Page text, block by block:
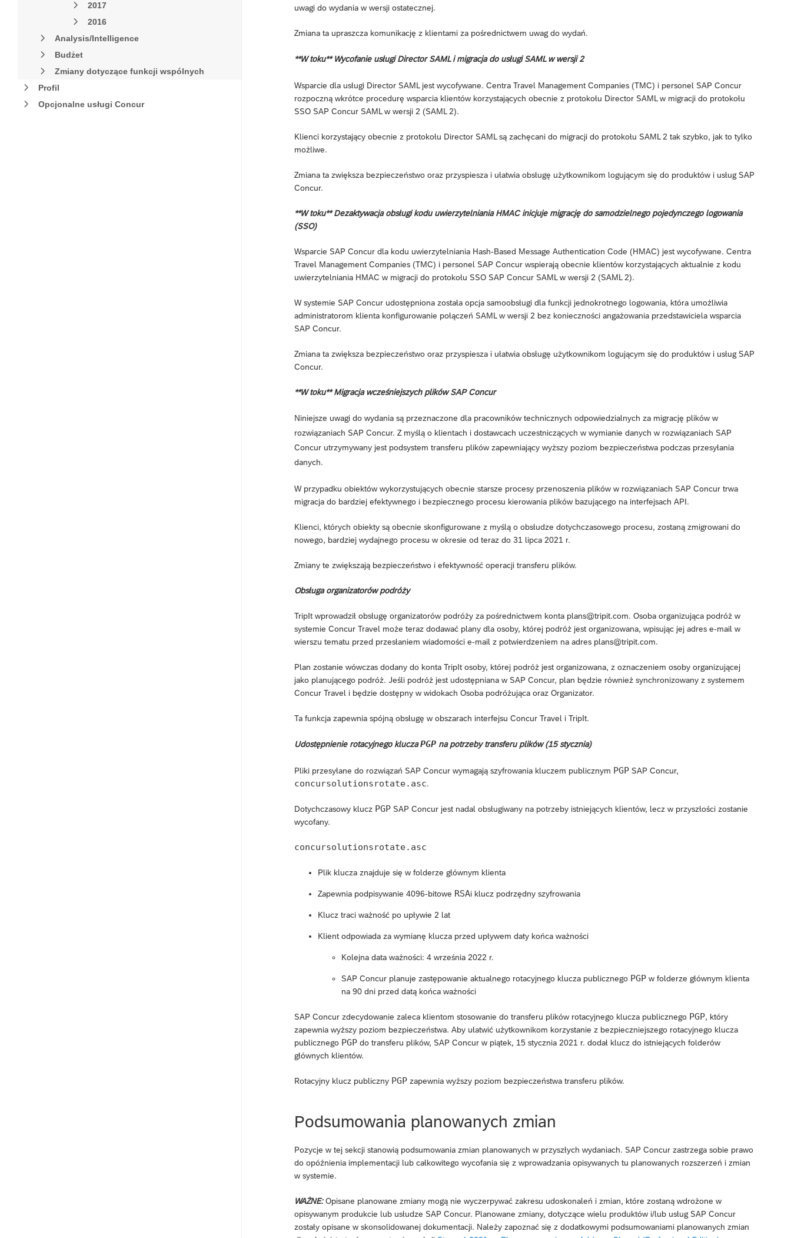
2017
2016
Analysis/Intelligence
Budżet
Zmiany dotyczące funkcji wspólnych
Profil
Opcjonalne usługi Concur
uwagi do wydania w wersji ostatecznej.
Zmiana ta upraszcza komunikację z klientami za pośrednictwem uwag do wydań.
**W toku** Wycofanie usługi Director SAML i migracja do usługi SAML w wersji 2
Wsparcie dla usługi Director SAML jest wycofywane. Centra Travel Management Companies (TMC) i personel SAP Concur
rozpoczną wkrótce procedurę wsparcia klientów korzystających obecnie z protokołu Director SAML w migracji do protokołu
SSO SAP Concur SAML w wersji 2 (SAML 2).
Klienci korzystający obecnie z protokołu Director SAML są zachęcani do migracji do protokołu SAML 2 tak szybko, jak to tylko
możliwe.
Zmiana ta zwiększa bezpieczeństwo oraz przyspiesza i ułatwia obsługę użytkownikom logującym się do produktów i usług SAP
Concur.
**W toku** Dezaktywacja obsługi kodu uwierzytelniania HMAC inicjuje migrację do samodzielnego pojedynczego logowania
(SSO)
Wsparcie SAP Concur dla kodu uwierzytelniania Hash-Based Message Authentication Code (HMAC) jest wycofywane. Centra
Travel Management Companies (TMC) i personel SAP Concur wspierają obecnie klientów korzystających aktualnie z kodu
uwierzytelniania HMAC w migracji do protokołu SSO SAP Concur SAML w wersji 2 (SAML 2).
W systemie SAP Concur udostępniona została opcja samoobsługi dla funkcji jednokrotnego logowania, która umożliwia
administratorom klienta konfigurowanie połączeń SAML w wersji 2 bez konieczności angażowania przedstawiciela wsparcia
SAP Concur.
Zmiana ta zwiększa bezpieczeństwo oraz przyspiesza i ułatwia obsługę użytkownikom logującym się do produktów i usług SAP
Concur.
**W toku** Migracja wcześniejszych plików SAP Concur
Niniejsze uwagi do wydania są przeznaczone dla pracowników technicznych odpowiedzialnych za migrację plików w
rozwiązaniach SAP Concur. Z myślą o klientach i dostawcach uczestniczących w wymianie danych w rozwiązaniach SAP
Concur utrzymywany jest podsystem transferu plików zapewniający wyższy poziom bezpieczeństwa podczas przesyłania
danych.
W przypadku obiektów wykorzystujących obecnie starsze procesy przenoszenia plików w rozwiązaniach SAP Concur trwa
migracja do bardziej efektywnego i bezpiecznego procesu kierowania plików bazującego na interfejsach API.
Klienci, których obiekty są obecnie skonfigurowane z myślą o obsłudze dotychczasowego procesu, zostaną zmigrowani do
nowego, bardziej wydajnego procesu w okresie od teraz do 31 lipca 2021 r.
Zmiany te zwiększają bezpieczeństwo i efektywność operacji transferu plików.
Obsługa organizatorów podróży
TripIt wprowadził obsługę organizatorów podróży za pośrednictwem konta plans@tripit.com. Osoba organizująca podróż w
systemie Concur Travel może teraz dodawać plany dla osoby, której podróż jest organizowana, wpisując jej adres e-mail w
wierszu tematu przed przesłaniem wiadomości e-mail z potwierdzeniem na adres plans@tripit.com.
Plan zostanie wówczas dodany do konta TripIt osoby, której podróż jest organizowana, z oznaczeniem osoby organizującej
jako planującego podróż. Jeśli podróż jest udostępniana w SAP Concur, plan będzie również synchronizowany z systemem
Concur Travel i będzie dostępny w widokach Osoba podróżująca oraz Organizator.
Ta funkcja zapewnia spójną obsługę w obszarach interfejsu Concur Travel i TripIt.
Udostępnienie rotacyjnego kluczaPGP na potrzeby transferu plików (15 stycznia)
Pliki przesyłane do rozwiązań SAP Concur wymagają szyfrowania kluczem publicznym PGP SAP Concur,
concursolutionsrotate.asc.
Dotychczasowy klucz PGP SAP Concur jest nadal obsługiwany na potrzeby istniejących klientów, lecz w przyszłości zostanie
wycofany.
concursolutionsrotate.asc
Plik klucza znajduje się w folderze głównym klienta
Zapewnia podpisywanie 4096-bitowe RSAi klucz podrzędny szyfrowania
Klucz traci ważność po upływie 2 lat
Klient odpowiada za wymianę klucza przed upływem daty końca ważności
Kolejna data ważności: 4 września 2022 r.
SAP Concur planuje zastępowanie aktualnego rotacyjnego klucza publicznego PGP w folderze głównym klienta
na 90 dni przed datą końca ważności
SAP Concur zdecydowanie zaleca klientom stosowanie do transferu plików rotacyjnego klucza publicznego PGP, który
zapewnia wyższy poziom bezpieczeństwa. Aby ułatwić użytkownikom korzystanie z bezpieczniejszego rotacyjnego klucza
publicznego PGP do transferu plików, SAP Concur w piątek, 15 stycznia 2021 r. dodał klucz do istniejących folderów
głównych klientów.
Rotacyjny klucz publiczny PGP zapewnia wyższy poziom bezpieczeństwa transferu plików.
Podsumowania planowanych zmian
Pozycje w tej sekcji stanowią podsumowania zmian planowanych w przyszłych wydaniach. SAP Concur zastrzega sobie prawo
do opóźnienia implementacji lub całkowitego wycofania się z wprowadzania opisywanych tu planowanych rozszerzeń i zmian
w systemie.
WAŻNE:Opisane planowane zmiany mogą nie wyczerpywać zakresu udoskonaleń i zmian, które zostaną wdrożone w
opisywanym produkcie lub usłudze SAP Concur. Planowane zmiany, dotyczące wielu produktów i/lub usług SAP Concur
zostały opisane w skonsolidowanej dokumentacji. Należy zapoznać się z dodatkowymi podsumowaniami planowanych zmian